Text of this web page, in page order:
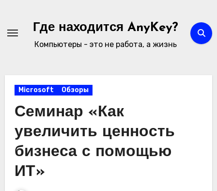
содержимомуГде находится AnyKey?
Компьютеры - это не работа, а жизнь
Microsoft Обзоры
Семинар «Как
увеличить ценность
бизнеса с помощью
ИТ»